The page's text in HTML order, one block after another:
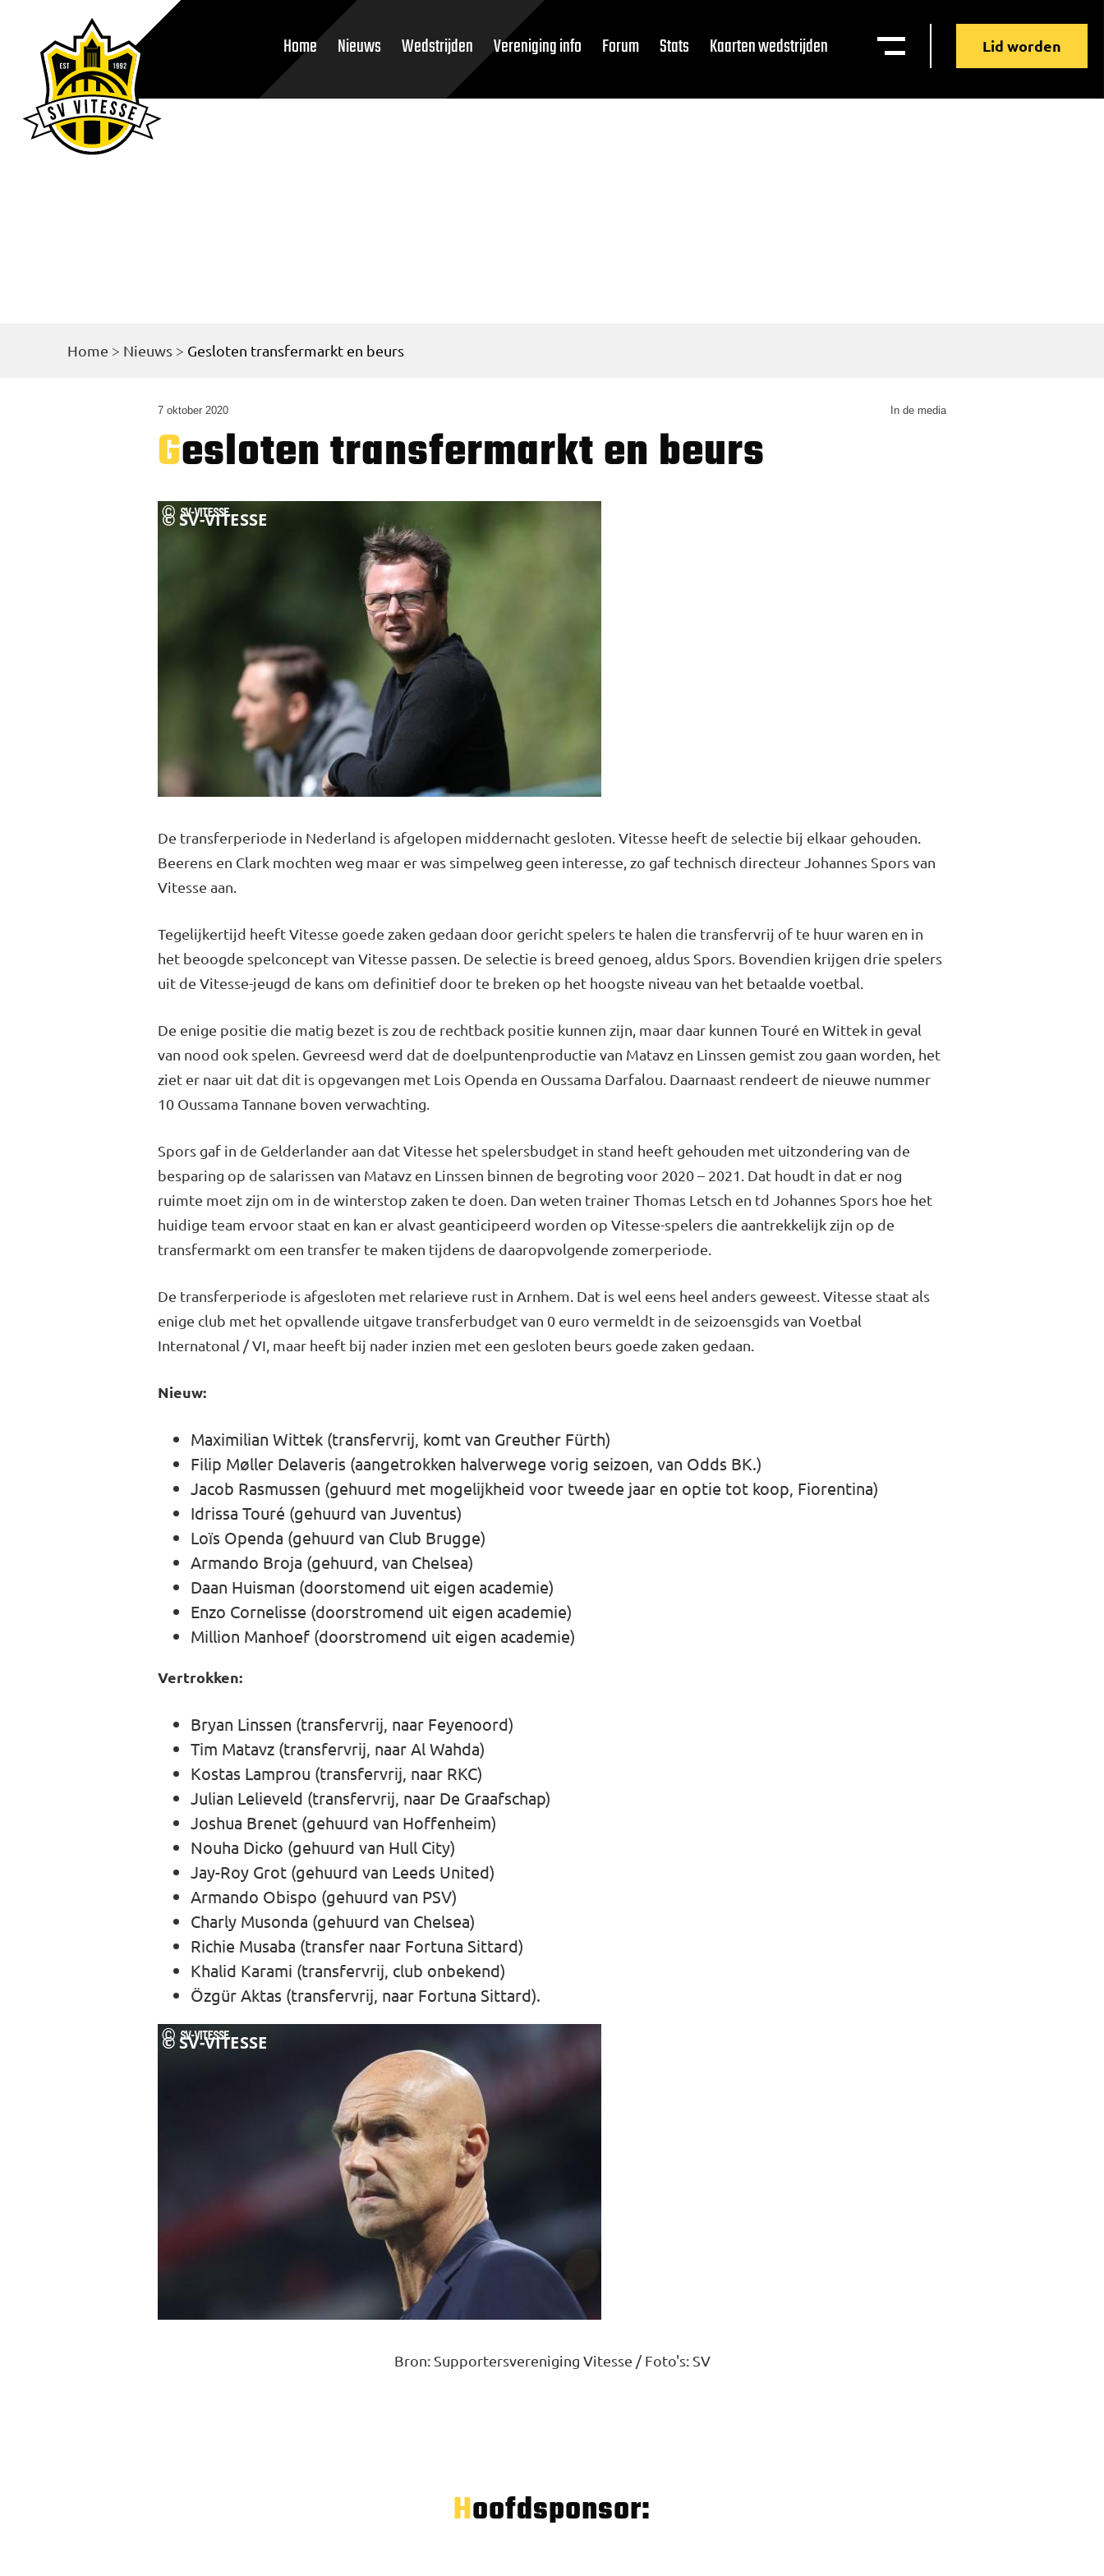
Home Nieuws Wedstrijden Vereniging info Forum Stats Kaarten wedstrijden Lid worden
Home > Nieuws > Gesloten transfermarkt en beurs
7 oktober 2020 In de media
Gesloten transfermarkt en beurs
De transferperiode in Nederland is afgelopen middernacht gesloten. Vitesse heeft de selectie bij elkaar gehouden.
Beerens en Clark mochten weg maar er was simpelweg geen interesse, zo gaf technisch directeur Johannes Spors van
Vitesse aan.
Tegelijkertijd heeft Vitesse goede zaken gedaan door gericht spelers te halen die transfervrij of te huur waren en in
het beoogde spelconcept van Vitesse passen. De selectie is breed genoeg, aldus Spors. Bovendien krijgen drie spelers
uit de Vitesse-jeugd de kans om definitief door te breken op het hoogste niveau van het betaalde voetbal.
De enige positie die matig bezet is zou de rechtback positie kunnen zijn, maar daar kunnen Touré en Wittek in geval
van nood ook spelen. Gevreesd werd dat de doelpuntenproductie van Matavz en Linssen gemist zou gaan worden, het
ziet er naar uit dat dit is opgevangen met Lois Openda en Oussama Darfalou. Daarnaast rendeert de nieuwe nummer
10 Oussama Tannane boven verwachting.
Spors gaf in de Gelderlander aan dat Vitesse het spelersbudget in stand heeft gehouden met uitzondering van de
besparing op de salarissen van Matavz en Linssen binnen de begroting voor 2020 – 2021. Dat houdt in dat er nog
ruimte moet zijn om in de winterstop zaken te doen. Dan weten trainer Thomas Letsch en td Johannes Spors hoe het
huidige team ervoor staat en kan er alvast geanticipeerd worden op Vitesse-spelers die aantrekkelijk zijn op de
transfermarkt om een transfer te maken tijdens de daaropvolgende zomerperiode.
De transferperiode is afgesloten met relarieve rust in Arnhem. Dat is wel eens heel anders geweest. Vitesse staat als
enige club met het opvallende uitgave transferbudget van 0 euro vermeldt in de seizoensgids van Voetbal
Internatonal / VI, maar heeft bij nader inzien met een gesloten beurs goede zaken gedaan.
Nieuw:
Maximilian Wittek (transfervrij, komt van Greuther Fürth)
Filip Møller Delaveris (aangetrokken halverwege vorig seizoen, van Odds BK.)
Jacob Rasmussen (gehuurd met mogelijkheid voor tweede jaar en optie tot koop, Fiorentina)
Idrissa Touré (gehuurd van Juventus)
Loïs Openda (gehuurd van Club Brugge)
Armando Broja (gehuurd, van Chelsea)
Daan Huisman (doorstomend uit eigen academie)
Enzo Cornelisse (doorstromend uit eigen academie)
Million Manhoef (doorstromend uit eigen academie)
Vertrokken:
Bryan Linssen (transfervrij, naar Feyenoord)
Tim Matavz (transfervrij, naar Al Wahda)
Kostas Lamprou (transfervrij, naar RKC)
Julian Lelieveld (transfervrij, naar De Graafschap)
Joshua Brenet (gehuurd van Hoffenheim)
Nouha Dicko (gehuurd van Hull City)
Jay-Roy Grot (gehuurd van Leeds United)
Armando Obispo (gehuurd van PSV)
Charly Musonda (gehuurd van Chelsea)
Richie Musaba (transfer naar Fortuna Sittard)
Khalid Karami (transfervrij, club onbekend)
Özgür Aktas (transfervrij, naar Fortuna Sittard).
Bron: Supportersvereniging Vitesse / Foto's: SV
Hoofdsponsor: